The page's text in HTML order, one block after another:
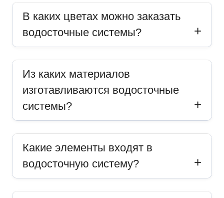
В каких цветах можно заказать
водосточные системы?
Из каких материалов
изготавливаются водосточные
системы?
Какие элементы входят в
водосточную систему?